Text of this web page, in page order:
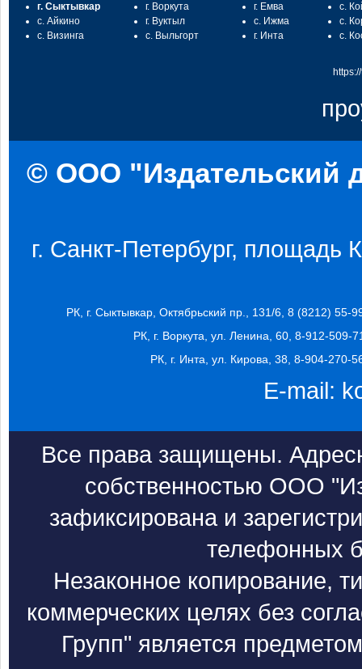
г. Сыктывкар
с. Айкино
с. Визинга
г. Воркута
г. Вуктыл
с. Выльгорт
г. Емва
с. Ижма
г. Инта
с.
с.
с.
© ООО "Издательский
г. Санкт-Петербург, площадь
РК, г. Сыктывкар, Октябрьский пр., 131/6, 8 (8212) 55-
РК, г. Воркута, ул. Ленина, 60, 8-912-509-
РК, г. Инта, ул. Кирова, 38, 8-904-270-
E-mail:
Все права защищены.
собственностью ООО
зафиксирована и
телефонных
Незаконное копирование,
коммерческих целях без
Групп" является